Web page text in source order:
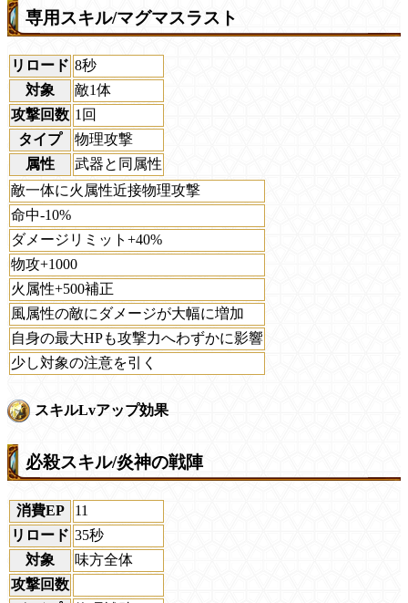
専用スキル/マグマスラスト
リロード 8秒
対象
敵1体
攻撃回数 1回
タイプ
物理攻撃
属性
武器と同属性
敵一体に火属性近接物理攻撃
命中-10%
ダメージリミット+40%
物攻+1000
火属性+500補正
風属性の敵にダメージが大幅に増加
自身の最大HPも攻撃力へわずかに影響
少し対象の注意を引く
スキルLvアップ効果
必殺スキル/炎神の戦陣
消費EP
11
リロード 35秒
対象
味方全体
攻撃回数